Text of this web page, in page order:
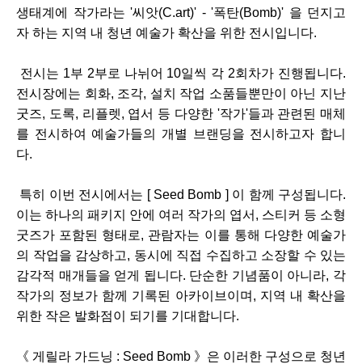
생태계에 작가라는 '씨앗(C.art)' - '폭탄(Bomb)' 을 던지고
자 하는 지역 내 청년 예술가 확산을 위한 전시입니다.
전시는 1부 2부로 나뉘어 10일씩 각 2회차가 진행됩니다.
전시장에는 회화, 조각, 설치 작업 소품들뿐만이 아닌 지난
굿즈, 도록, 리플렛, 엽서 등 다양한 '작가'들과 관련된 매체
를 전시하여 예술가들의 개별 브랜딩을 전시하고자 합니
다.
특히 이번 전시에서는 [ Seed Bomb ] 이 함께 구성됩니다.
이는 하나의 패키지 안에 여러 작가의 엽서, 스티커 등 소형
굿즈가 포함된 형태로, 관람자는 이를 통해 다양한 예술가
의 작업을 감상하고, 동시에 직접 수집하고 소장할 수 있는
감각적 매개들을 얻게 됩니다. 단순한 기념품이 아니라, 각
작가의 정보가 함께 기록된 아카이브이며, 지역 내 확산을
위한 작은 발화점이 되기를 기대합니다.
《 게릴라 가드닝 : Seed Bomb 》은 이러한 구성으로 청년